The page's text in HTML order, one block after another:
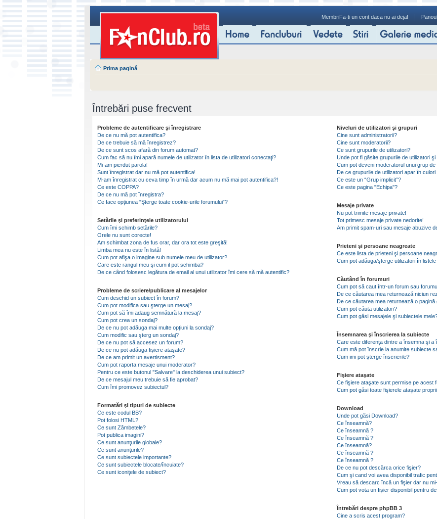
MembriFa-ti un cont daca nu ai deja!
Prima pagină
Întrebări puse frecvent
Probleme de autentificare şi înregistrare
De ce nu mă pot autentifica?
De ce trebuie să mă înregistrez?
De ce sunt scos afară din forum automat?
Cum fac să nu îmi apară numele de utilizator în lista de utilizatori conectaţi?
Mi-am pierdut parola!
Sunt înregistrat dar nu mă pot autentifica!
M-am înregistrat cu ceva timp în urmă dar acum nu mă mai pot autentifica?!
Ce este COPPA?
De ce nu mă pot înregistra?
Ce face opţiunea “Şterge toate cookie-urile forumului”?
Setările şi preferinţele utilizatorului
Cum îmi schimb setările?
Orele nu sunt corecte!
Am schimbat zona de fus orar, dar ora tot este greşită!
Limba mea nu este în listă!
Cum pot afişa o imagine sub numele meu de utilizator?
Care este rangul meu şi cum il pot schimba?
De ce când folosesc legătura de email al unui utilizator îmi cere să mă autentific?
Probleme de scriere/publicare al mesajelor
Cum deschid un subiect în forum?
Cum pot modifica sau şterge un mesaj?
Cum pot să îmi adaug semnătură la mesaj?
Cum pot crea un sondaj?
De ce nu pot adăuga mai multe opţiuni la sondaj?
Cum modific sau şterg un sondaj?
De ce nu pot să accesez un forum?
De ce nu pot adăuga fişiere ataşate?
De ce am primit un avertisment?
Cum pot raporta mesaje unui moderator?
Pentru ce este butonul "Salvare" la deschiderea unui subiect?
De ce mesajul meu trebuie să fie aprobat?
Cum îmi promovez subiectul?
Formatări şi tipuri de subiecte
Ce este codul BB?
Pot folosi HTML?
Ce sunt Zâmbetele?
Pot publica imagini?
Ce sunt anunţurile globale?
Ce sunt anunţurile?
Ce sunt subiectele importante?
Ce sunt subiectele blocate/încuiate?
Ce sunt iconiţele de subiect?
Niveluri de utilizatori şi grupuri
Cine sunt administratorii?
Cine sunt moderatorii?
Ce sunt grupurile de utilizatori?
Unde pot fi găsite grupurile de utilizatori
Cum pot deveni moderatorul unui grup de
De ce grupurile de utilizatori apar în culori
Ce este un “Grup implicit”?
Ce este pagina "Echipa"?
Mesaje private
Nu pot trimite mesaje private!
Tot primesc mesaje private nedorite!
Am primit spam-uri sau mesaje abuzive
Prieteni şi persoane neagreate
Ce este lista de prieteni şi persoane
Cum pot adăuga/şterge utilizatori în
Căutând în forumuri
Cum pot să caut într-un forum sau
De ce căutarea mea returnează niciun
De ce căutarea mea returnează o pagină
Cum pot căuta utilizatori?
Cum pot găsi mesajele şi subiectele
Însemnarea şi înscrierea la subiecte
Care este diferenţa dintre a însemna şi a
Cum mă pot înscrie la anumite subiecte
Cum imi pot şterge înscrierile?
Fişiere ataşate
Ce fişiere ataşate sunt permise pe acest
Cum pot găsi toate fişierele ataşate
Download
Unde pot găsi Download?
Ce înseamnă?
Ce înseamnă ?
Ce înseamnă ?
Ce înseamnă?
Ce înseamnă ?
Ce înseamnă ?
De ce nu pot descărca orice fişier?
Cum şi cand voi avea disponibil trafic
Vreau să descarc încă un fişier dar nu
Cum pot vota un fişier disponibil pentru
Întrebări despre phpBB 3
Cine a scris acest program?